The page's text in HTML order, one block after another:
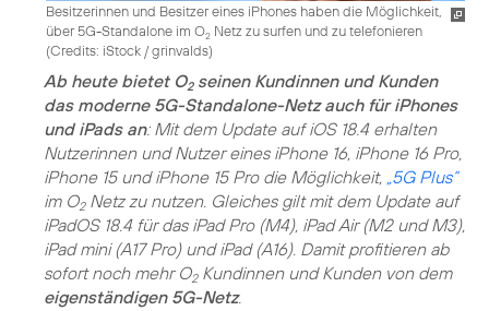
Besitzerinnen und Besitzer eines iPhones haben die Möglichkeit,
über 5G-Standalone im O2 Netz zu surfen und zu telefonieren
(Credits: iStock / grinvalds)
Ab heute bietet O2seinen Kundinnen und Kunden
das moderne 5G-Standalone-Netz auch für iPhones
und iPads an: Mit dem Update auf iOS 18.4 erhalten
Nutzerinnen und Nutzer eines iPhone 16, iPhone 16 Pro,
iPhone 15 und iPhone 15 Pro die Möglichkeit, „5G Plus“
im O2Netz zu nutzen. Gleiches gilt mit dem Update auf
iPadOS 18.4 für das iPad Pro (M4), iPad Air (M2 und M3),
iPad mini (A17 Pro) und iPad (A16). Damit profitieren ab
sofort noch mehr O2Kundinnen und Kunden von dem
eigenständigen 5G-Netz.